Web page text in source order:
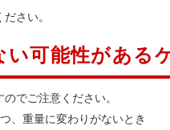
さい。
可能性がある
でご注意ください。
、重量に変わりがないとき